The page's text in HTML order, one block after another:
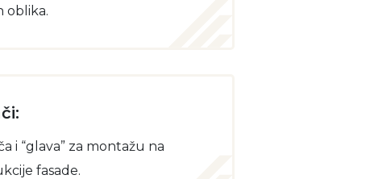
oblika.
i “glava” za montažu na
fasade.